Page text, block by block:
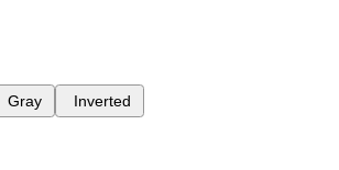
Gray Inverted